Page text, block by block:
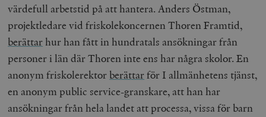
värdefull arbetstid på att hantera. Anders Östman,
projektledare vid friskolekoncernen Thoren Framtid,
berättarhur han fått in hundratals ansökningar från
personer i län där Thoren inte ens har några skolor. En
anonym friskolerektor berättarför I allmänhetens tjänst,
en anonym public service-granskare, att han har
ansökningar från hela landet att processa, vissa för barn